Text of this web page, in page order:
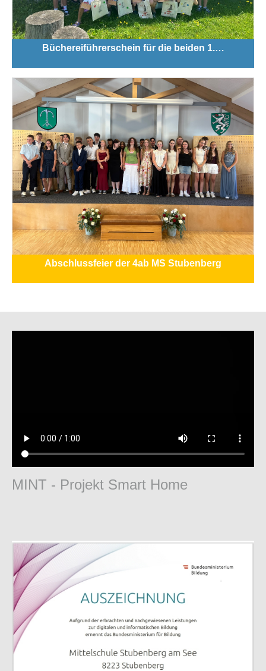
Büchereiführerschein für die beiden 1.…
Abschlussfeier der 4ab MS Stubenberg
MINT - Projekt Smart Home